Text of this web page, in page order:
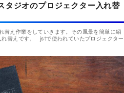
タジオのプロジェクター入れ替
替え作業をしていきます。その風景を簡単に紹
替えです。 jstで使われていたプロジェクター